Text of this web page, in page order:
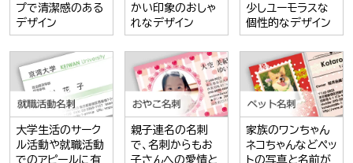
プで清潔感のある
デザイン
かい印象のおしゃ
れなデザイン
少しユーモラスな
個性的なデザイン
大学生活のサーク
ル活動や就職活動
でのアピールに有
親子連名の名刺
で、名刺からもお
子さんへの愛情と
家族のワンちゃん
ネコちゃんなどペッ
トの写真と名前が